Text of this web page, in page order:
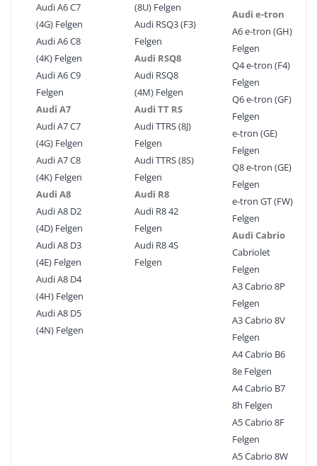
Audi A6 C7
(4G) Felgen
Audi A6 C8
(4K) Felgen
Audi A6 C9
Felgen
Audi A7
Audi A7 C7
(4G) Felgen
Audi A7 C8
(4K) Felgen
Audi A8
Audi A8 D2
(4D) Felgen
Audi A8 D3
(4E) Felgen
Audi A8 D4
(4H) Felgen
Audi A8 D5
(4N) Felgen
(8U) Felgen
Audi RSQ3 (F3)
Felgen
Audi RSQ8
Audi RSQ8
(4M) Felgen
Audi TT RS
Audi TTRS (8J)
Felgen
Audi TTRS (8S)
Felgen
Audi R8
Audi R8 42
Felgen
Audi R8 4S
Felgen
Audi e-tron
A6 e-tron (GH)
Felgen
Q4 e-tron (F4)
Felgen
Q6 e-tron (GF)
Felgen
e-tron (GE)
Felgen
Q8 e-tron (GE)
Felgen
e-tron GT (FW)
Felgen
Audi Cabrio
Cabriolet
Felgen
A3 Cabrio 8P
Felgen
A3 Cabrio 8V
Felgen
A4 Cabrio B6
8e Felgen
A4 Cabrio B7
8h Felgen
A5 Cabrio 8F
Felgen
A5 Cabrio 8W